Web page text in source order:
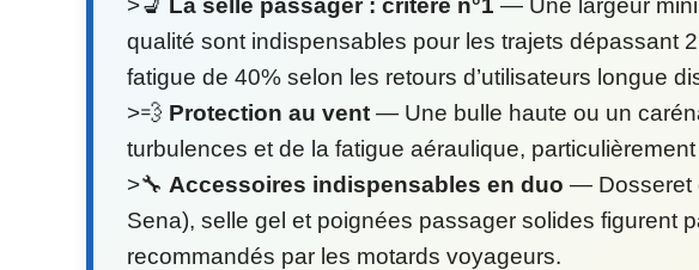
>💺 La selle passager : critère n°1 — Une largeur
qualité sont indispensables pour les trajets dépassant
fatigue de 40% selon les retours d’utilisateurs longue
>💨 Protection au vent — Une bulle haute ou un
turbulences et de la fatigue aéraulique,
>🔧 Accessoires indispensables en duo — Dosseret
Sena), selle gel et poignées passager solides figurent
recommandés par les motards voyageurs.